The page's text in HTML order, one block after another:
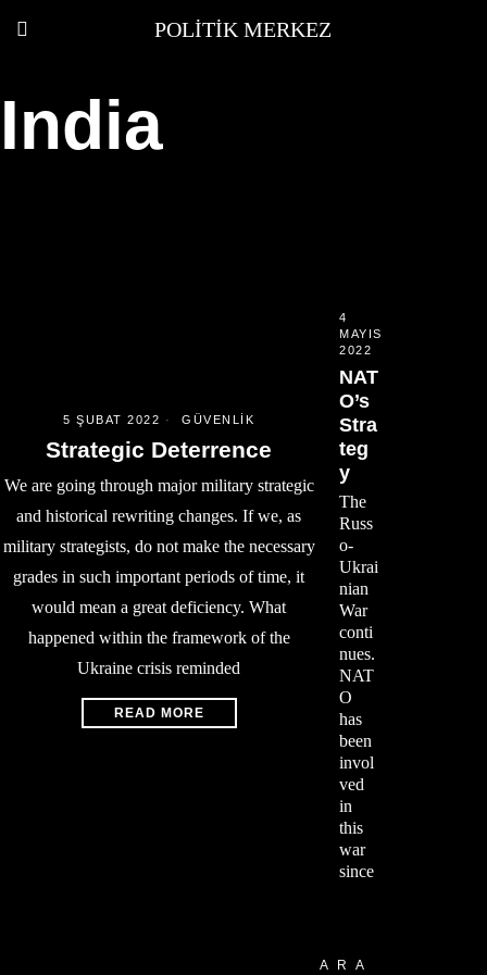
POLITIK MERKEZ
India
5 ŞUBAT 2022 GÜVENLIK
Strategic Deterrence
We are going through major military strategic
and historical rewriting changes. If we, as
military strategists, do not make the necessary
grades in such important periods of time, it
would mean a great deficiency. What
happened within the framework of the
Ukraine crisis reminded
READ MORE
4
MAYIS
2022
NAT
O’s
Stra
teg
y
The
Russ
o-
Ukrai
nian
War
conti
nues.
NAT
O
has
been
invol
ved
in
this
war
since
ARA